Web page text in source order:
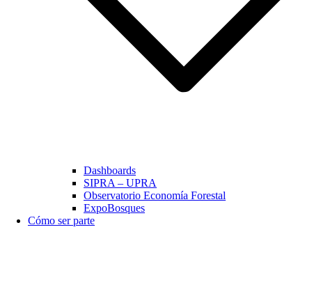
Dashboards
SIPRA – UPRA
Observatorio Economía Forestal
ExpoBosques
Cómo ser parte